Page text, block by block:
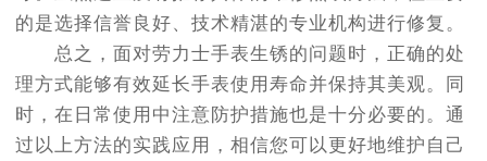
的是选择信誉良好、技术精湛的专业机构进行修复。
总之，面对劳力士手表生锈的问题时，正确的处
理方式能够有效延长手表使用寿命并保持其美观。同
时，在日常使用中注意防护措施也是十分必要的。通
过以上方法的实践应用，相信您可以更好地维护自己